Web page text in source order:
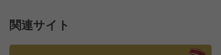
関連サイト